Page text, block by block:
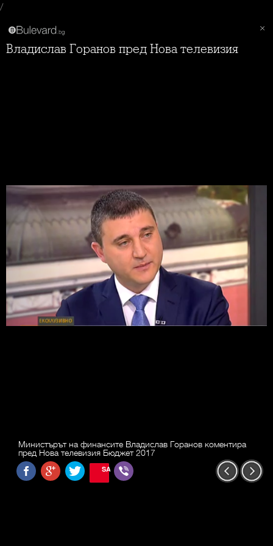
/
Владислав Горанов пред Нова телевизия
Министърът на финансите Владислав Горанов коментира
пред Нова телевизия Бюджет 2017
SAVE